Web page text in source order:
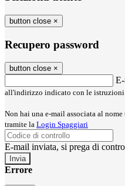
button close ×
Recupero password
button close ×
all'indirizzo indicato con le istruzioni
Non hai una e-mail associata al
tramite la Login Spaggiari
E-mail inviata, si prega di
Errore